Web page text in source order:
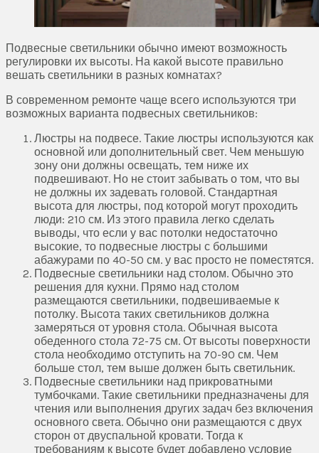
Подвесные светильники обычно имеют возможность
регулировки их высоты. На какой высоте правильно
вешать светильники в разных комнатах?
В современном ремонте чаще всего используются три
возможных варианта подвесных светильников:
Люстры на подвесе. Такие люстры используются как
основной или дополнительный свет. Чем меньшую
зону они должны освещать, тем ниже их
подвешивают. Но не стоит забывать о том, что вы
не должны их задевать головой. Стандартная
высота для люстры, под которой могут проходить
люди: 210 см. Из этого правила легко сделать
выводы, что если у вас потолки недостаточно
высокие, то подвесные люстры с большими
абажурами по 40-50 см. у вас просто не поместятся.
Подвесные светильники над столом. Обычно это
решения для кухни. Прямо над столом
размещаются светильники, подвешиваемые к
потолку. Высота таких светильников должна
замеряться от уровня стола. Обычная высота
обеденного стола 72-75 см. От высоты поверхности
стола необходимо отступить на 70-90 см. Чем
больше стол, тем выше должен быть светильник.
Подвесные светильники над прикроватными
тумбочками. Такие светильники предназначены для
чтения или выполнения других задач без включения
основного света. Обычно они размещаются с двух
сторон от двуспальной кровати. Тогда к
требованиям к высоте будет добавлено условие